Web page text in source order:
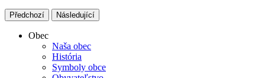
Předchozí Následující
Obec
Naša obec
História
Symboly obce